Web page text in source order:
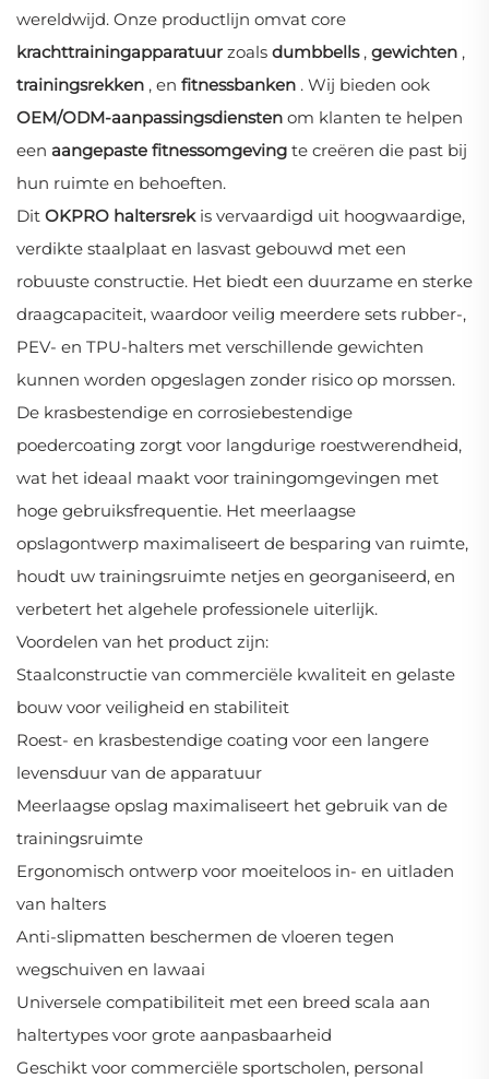
wereldwijd. Onze productlijn omvat core
krachttrainingapparatuur zoals dumbbells , gewichten ,
trainingsrekken , en fitnessbanken . Wij bieden ook
OEM/ODM-aanpassingsdiensten om klanten te helpen
een aangepaste fitnessomgeving te creëren die past bij
hun ruimte en behoeften.
Dit OKPRO haltersrek is vervaardigd uit hoogwaardige,
verdikte staalplaat en lasvast gebouwd met een
robuuste constructie. Het biedt een duurzame en sterke
draagcapaciteit, waardoor veilig meerdere sets rubber-,
PEV- en TPU-halters met verschillende gewichten
kunnen worden opgeslagen zonder risico op morssen.
De krasbestendige en corrosiebestendige
poedercoating zorgt voor langdurige roestwerendheid,
wat het ideaal maakt voor trainingomgevingen met
hoge gebruiksfrequentie. Het meerlaagse
opslagontwerp maximaliseert de besparing van ruimte,
houdt uw trainingsruimte netjes en georganiseerd, en
verbetert het algehele professionele uiterlijk.
Voordelen van het product zijn:
Staalconstructie van commerciële kwaliteit en gelaste
bouw voor veiligheid en stabiliteit
Roest- en krasbestendige coating voor een langere
levensduur van de apparatuur
Meerlaagse opslag maximaliseert het gebruik van de
trainingsruimte
Ergonomisch ontwerp voor moeiteloos in- en uitladen
van halters
Anti-slipmatten beschermen de vloeren tegen
wegschuiven en lawaai
Universele compatibiliteit met een breed scala aan
haltertypes voor grote aanpasbaarheid
Geschikt voor commerciële sportscholen, personal